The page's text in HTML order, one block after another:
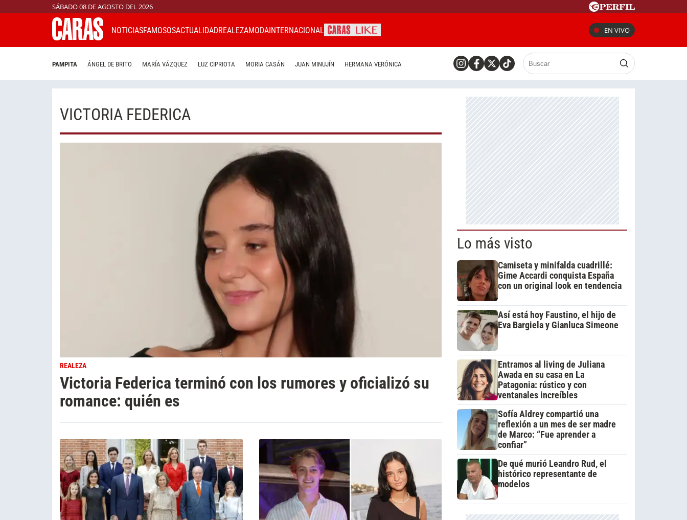
SÁBADO 08 DE AGOSTO DEL 2026
NOTICIASFAMOSOSACTUALIDADREALEZAMODAINTERNACIONAL EN VIVO
PAMPITA ÁNGEL DE BRITO MARÍA VÁZQUEZ LUZ CIPRIOTA MORIA CASÁN JUAN MINUJÍN HERMANA VERÓNICA
VICTORIA FEDERICA
REALEZA
Victoria Federica terminó con los rumores y oficializó su
romance: quién es
Lo más visto
Camiseta y minifalda cuadrillé:
Gime Accardi conquista España
con un original look en tendencia
Así está hoy Faustino, el hijo de
Eva Bargiela y Gianluca Simeone
Entramos al living de Juliana
Awada en su casa en La
Patagonia: rústico y con
ventanales increíbles
Sofía Aldrey compartió una
reflexión a un mes de ser madre
de Marco: “Fue aprender a
confiar”
De qué murió Leandro Rud, el
histórico representante de
modelos